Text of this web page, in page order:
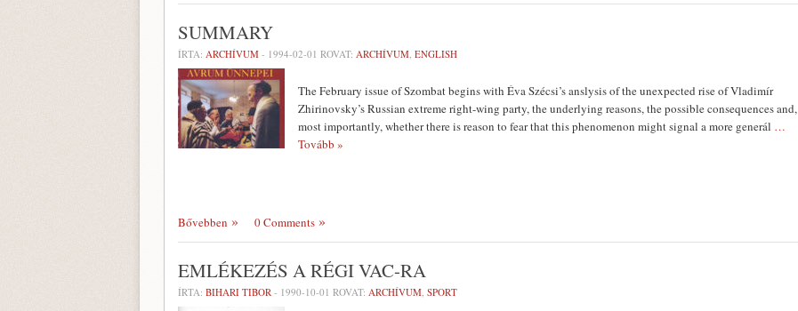
SUMMARY
ÍRTA: ARCHÍVUM - 1994-02-01 ROVAT: ARCHÍVUM, ENGLISH
The February issue of Szombat begins with Éva Szécsi’s anslysis of the unexpected rise of Vladimír
Zhirinovsky’s Russian extreme right-wing party, the underlying reasons, the possible consequences and,
most importantly, whether there is reason to fear that this phenomenon might signal a more generál …
Tovább »
Bővebben 0 Comments
EMLÉKEZÉS A RÉGI VAC-RA
ÍRTA: BIHARI TIBOR - 1990-10-01 ROVAT: ARCHÍVUM, SPORT